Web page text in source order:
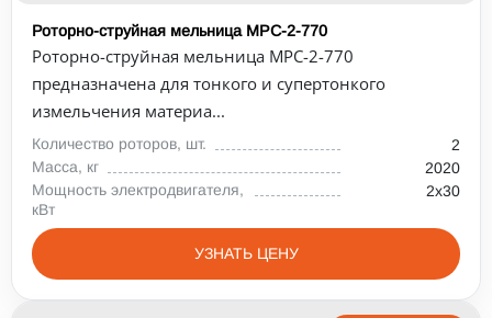
Роторно-струйная мельница МРС-2-770
Роторно-струйная мельница МРС-2-770
предназначена для тонкого и супертонкого
измельчения материа...
Количество роторов, шт.
2
Масса, кг
2020
Мощность электродвигателя,
кВт
2х30
УЗНАТЬ ЦЕНУ